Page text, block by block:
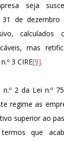
seja
de
calculados
mas
3 CIRE[9].
n.º 2 da Lei n.º
regime as
superior ao
que